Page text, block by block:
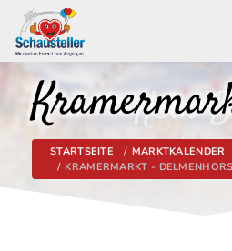
STARTSEITE
MARKTKALENDER
KRAMERMARKT -